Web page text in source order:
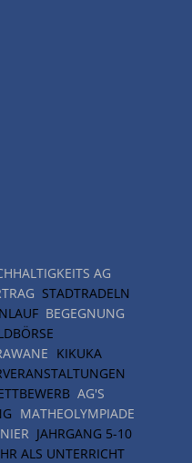
AG
STADTRADELN
BEGEGNUNG
KIKUKA
AG'S
MATHEOLYMPIADE
JAHRGANG 5-10
ALS UNTERRICHT